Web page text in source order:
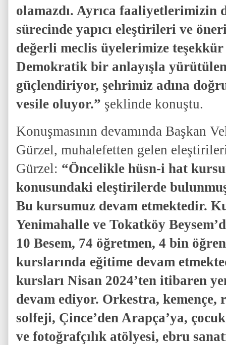
olamazdı. Ayrıca faaliyetlerimizin
sürecinde yapıcı eleştirileri ve
değerli meclis üyelerimize
Demokratik bir anlayışla
güçlendiriyor, şehrimiz adına
vesile oluyor.” şeklinde konuştu.
Konuşmasının devamında Başkan
Gürzel, muhalefetten gelen eleştirileri
Gürzel: “Öncelikle hüsn-i hat
konusundaki eleştirilerde
Bu kursumuz devam etmektedir.
Yenimahalle ve Tokatköy
10 Besem, 74 öğretmen, 4 bin
kurslarında eğitime devam
kursları Nisan 2024’ten itibaren
devam ediyor. Orkestra, kemençe,
solfeji, Çince’den Arapça’ya,
ve fotoğrafçılık atölyesi, ebru